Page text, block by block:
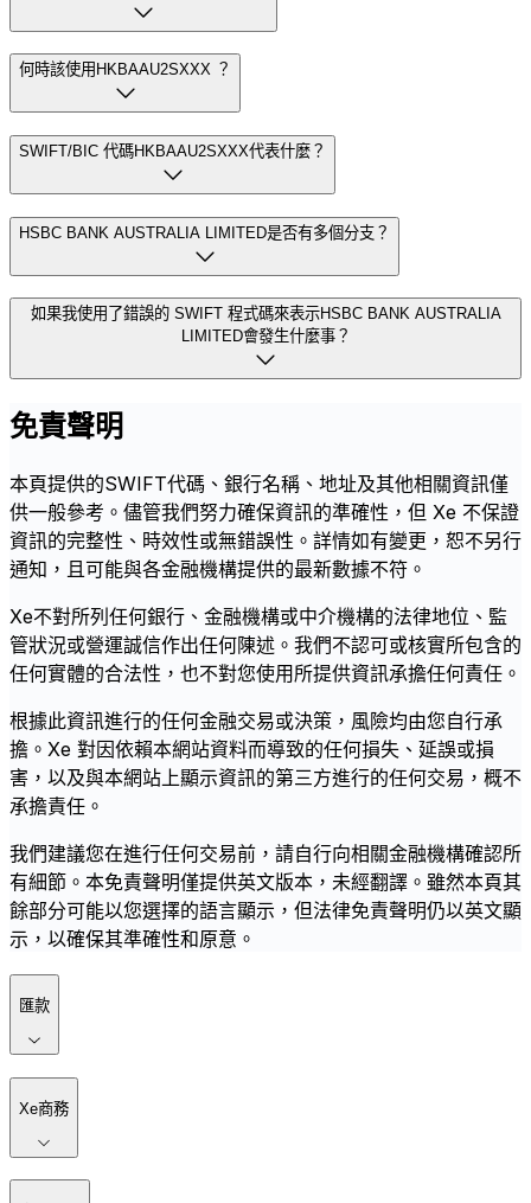
何時該使用HKBAAU2SXXX ？
SWIFT/BIC 代碼HKBAAU2SXXX代表什麼？
HSBC BANK AUSTRALIA LIMITED是否有多個分支？
如果我使用了錯誤的 SWIFT 程式碼來表示HSBC BANK AUSTRALIA
LIMITED會發生什麼事？
免責聲明
本頁提供的SWIFT代碼、銀行名稱、地址及其他相關資訊僅
供一般參考。儘管我們努力確保資訊的準確性，但 Xe 不保證
資訊的完整性、時效性或無錯誤性。詳情如有變更，恕不另行
通知，且可能與各金融機構提供的最新數據不符。
Xe不對所列任何銀行、金融機構或中介機構的法律地位、監
管狀況或營運誠信作出任何陳述。我們不認可或核實所包含的
任何實體的合法性，也不對您使用所提供資訊承擔任何責任。
根據此資訊進行的任何金融交易或決策，風險均由您自行承
擔。Xe 對因依賴本網站資料而導致的任何損失、延誤或損
害，以及與本網站上顯示資訊的第三方進行的任何交易，概不
承擔責任。
我們建議您在進行任何交易前，請自行向相關金融機構確認所
有細節。本免責聲明僅提供英文版本，未經翻譯。雖然本頁其
餘部分可能以您選擇的語言顯示，但法律免責聲明仍以英文顯
示，以確保其準確性和原意。
匯款
Xe商務